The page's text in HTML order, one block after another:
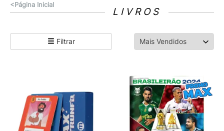
< Página Inicial
LIVROS
Filtrar